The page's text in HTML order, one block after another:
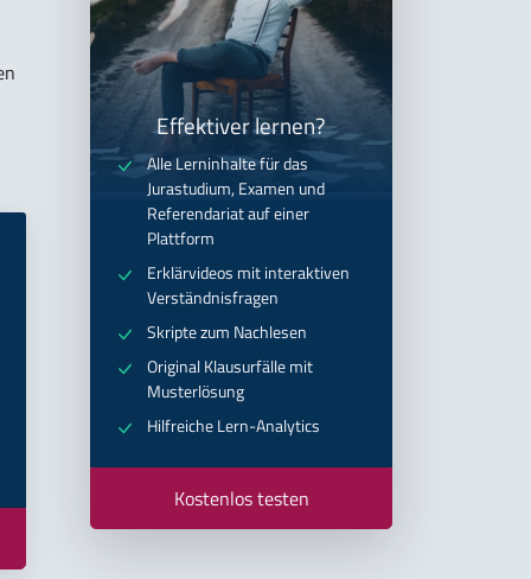
Effektiver lernen?
Alle Lerninhalte für das
Jurastudium, Examen und
Referendariat auf einer
Plattform
Erklärvideos mit interaktiven
Verständnisfragen
Skripte zum Nachlesen
Original Klausurfälle mit
Musterlösung
Hilfreiche Lern-Analytics
Kostenlos testen